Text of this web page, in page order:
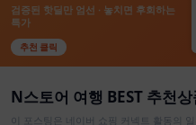
검증된 핫딜만 엄선 · 놓치면 후회하는
특가
추천 클릭
N스토어 여행 BEST 추천
이 포스팅은 네이버 쇼핑 커넥트 활동의